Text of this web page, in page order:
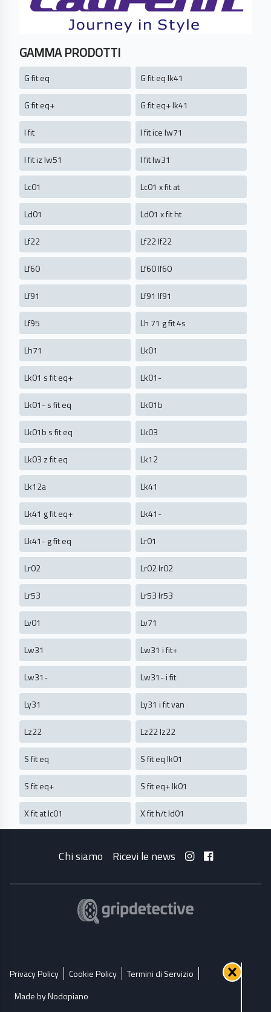
GAMMA PRODOTTI
G fit eq G fit eq lk41
G fit eq+ G fit eq+ lk41
I fit I fit ice lw71
I fit iz lw51 I fit lw31
Lc01 Lc01 x fit at
Ld01 Ld01 x fit ht
Lf22 Lf22 lf22
Lf60 Lf60 lf60
Lf91 Lf91 lf91
Lf95 Lh 71 g fit 4s
Lh71 Lk01
Lk01 s fit eq+ Lk01-
Lk01- s fit eq Lk01b
Lk01b s fit eq Lk03
Lk03 z fit eq Lk12
Lk12a Lk41
Lk41 g fit eq+ Lk41-
Lk41- g fit eq Lr01
Lr02 Lr02 lr02
Lr53 Lr53 lr53
Lv01 Lv71
Lw31 Lw31 i fit+
Lw31- Lw31- i fit
Ly31 Ly31 i fit van
Lz22 Lz22 lz22
S fit eq S fit eq lk01
S fit eq+ S fit eq+ lk01
X fit at lc01 X fit h/t ld01
Chi siamo Ricevi le news
Privacy Policy Cookie Policy
Termini di Servizio
Made by Nodopiano